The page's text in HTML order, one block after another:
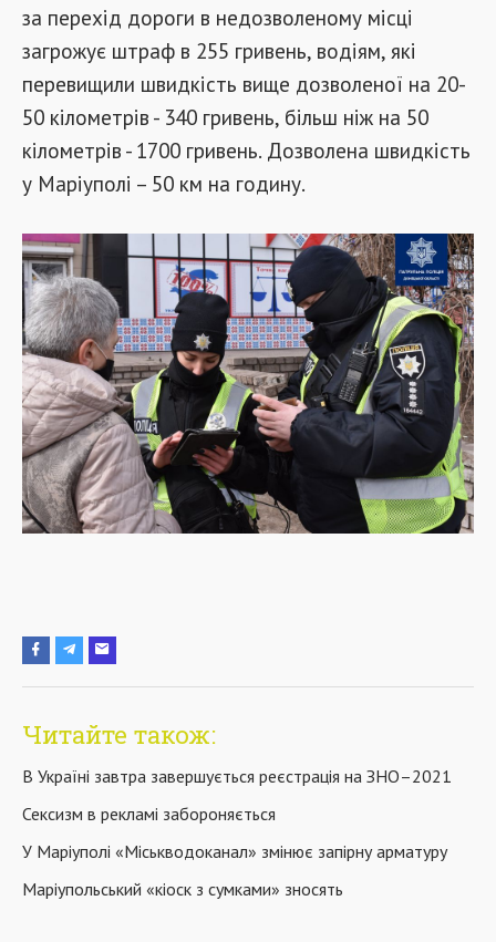
за перехід дороги в недозволеному місці
загрожує штраф в 255 гривень, водіям, які
перевищили швидкість вище дозволеної на 20-
50 кілометрів - 340 гривень, більш ніж на 50
кілометрів - 1700 гривень. Дозволена швидкість
у Маріуполі – 50 км на годину.
Читайте також:
В Україні завтра завершується реєстрація на ЗНО–2021
Сексизм в рекламі забороняється
У Маріуполі «Міськводоканал» змінює запірну арматуру
Маріупольський «кіоск з сумками» зносять